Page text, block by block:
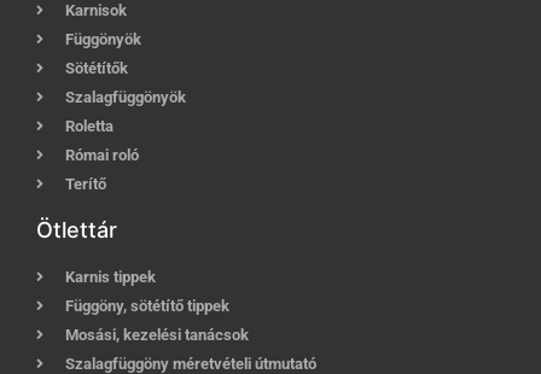
Karnisok
Függönyök
Sötétítők
Szalagfüggönyök
Roletta
Római roló
Terítő
Ötlettár
Karnis tippek
Függöny, sötétítő tippek
Mosási, kezelési tanácsok
Szalagfüggöny méretvételi útmutató